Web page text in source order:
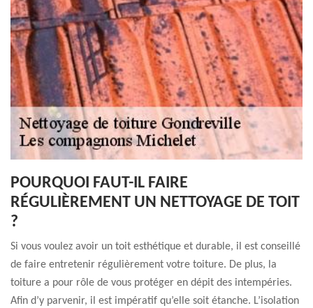
POURQUOI FAUT-IL FAIRE
RÉGULIÈREMENT UN NETTOYAGE DE TOIT
?
Si vous voulez avoir un toit esthétique et durable, il est conseillé
de faire entretenir régulièrement votre toiture. De plus, la
toiture a pour rôle de vous protéger en dépit des intempéries.
Afin d’y parvenir, il est impératif qu’elle soit étanche. L’isolation